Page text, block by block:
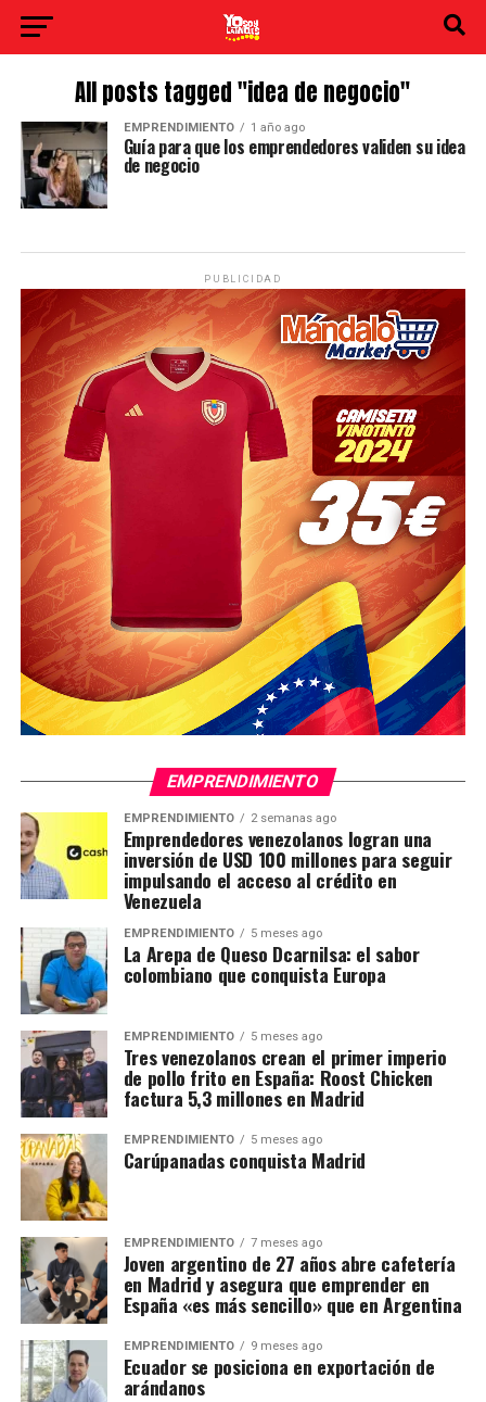
All posts tagged "idea de negocio"
EMPRENDIMIENTO 1 año ago
Guía para que los emprendedores validen su idea
de negocio
PUBLICIDAD
EMPRENDIMIENTO
EMPRENDIMIENTO 2 semanas ago
Emprendedores venezolanos logran una
inversión de USD 100 millones para seguir
impulsando el acceso al crédito en
Venezuela
EMPRENDIMIENTO 5 meses ago
La Arepa de Queso Dcarnilsa: el sabor
colombiano que conquista Europa
EMPRENDIMIENTO 5 meses ago
Tres venezolanos crean el primer imperio
de pollo frito en España: Roost Chicken
factura 5,3 millones en Madrid
EMPRENDIMIENTO 5 meses ago
Carúpanadas conquista Madrid
EMPRENDIMIENTO 7 meses ago
Joven argentino de 27 años abre cafetería
en Madrid y asegura que emprender en
España «es más sencillo» que en Argentina
EMPRENDIMIENTO 9 meses ago
Ecuador se posiciona en exportación de
arándanos